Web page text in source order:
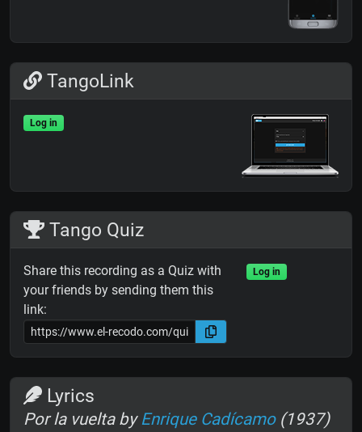
TangoLink
Log in
Tango Quiz
Share this recording as a Quiz with
your friends by sending them this
link:
Log in
Lyrics
Por la vuelta byEnrique Cadícamo(1937)